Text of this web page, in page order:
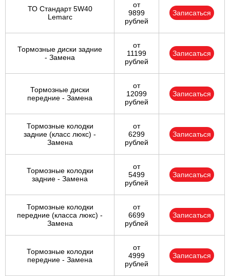
ТО Стандарт 5W40
Lemarc
от
9899
рублей
Записаться
Тормозные диски задние
- Замена
от
11199
рублей
Записаться
Тормозные диски
передние - Замена
от
12099
рублей
Записаться
Тормозные колодки
задние (класс люкс) -
Замена
от
6299
рублей
Записаться
Тормозные колодки
задние - Замена
от
5499
рублей
Записаться
Тормозные колодки
передние (класса люкс) -
Замена
от
6699
рублей
Записаться
Тормозные колодки
передние - Замена
от
4999
рублей
Записаться